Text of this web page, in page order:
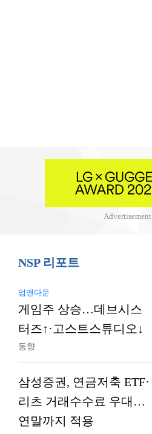
Advertisement
NSP 리포트
업앤다운
게임주 상승…데브시스
터즈↑·고스트스튜디오↓
동향
삼성증권, 연금저축 ETF·
리츠 거래수수료 우대…
연말까지 적용